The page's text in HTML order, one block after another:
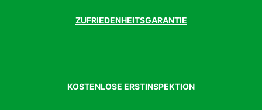
ZUFRIEDENHEITSGARANTIE
KOSTENLOSE ERSTINSPEKTION